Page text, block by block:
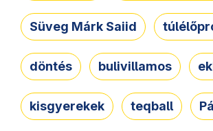
Süveg Márk Saiid
döntés bulivillamos
kisgyerekek teqball